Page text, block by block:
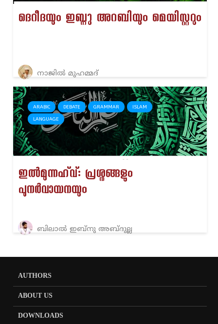
ദെറീദയും ഇബ്നു അറബിയും മെയിസ്റ്ററും
നാജിൽ മുഹമ്മദ്
ARABIC DEBATE GRAMMAR ISLAM
LANGUAGE
ഇൽമുന്നഹ്‌വ്: പ്രശ്നങ്ങളും
പുനർവായനയും
ബിലാൽ ഇബ്നു അബ്ദുല്ല
AUTHORS
ABOUT US
DOWNLOADS